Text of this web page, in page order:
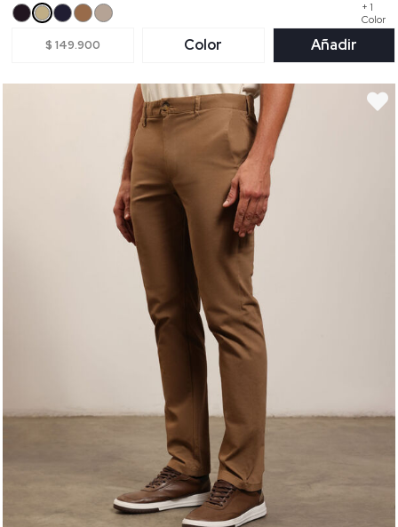
+ 1
Color
$ 149.900 Color Añadir